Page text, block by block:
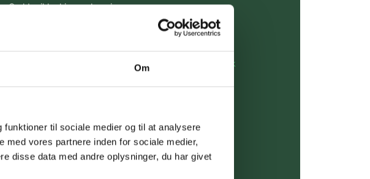
Om
til sociale medier og til at analysere
vores partnere inden for sociale medier,
disse data med andre oplysninger, du har givet
Gælder ikke hjemmelevering
kundeservice@uglecare.dk
Faste lave priser*